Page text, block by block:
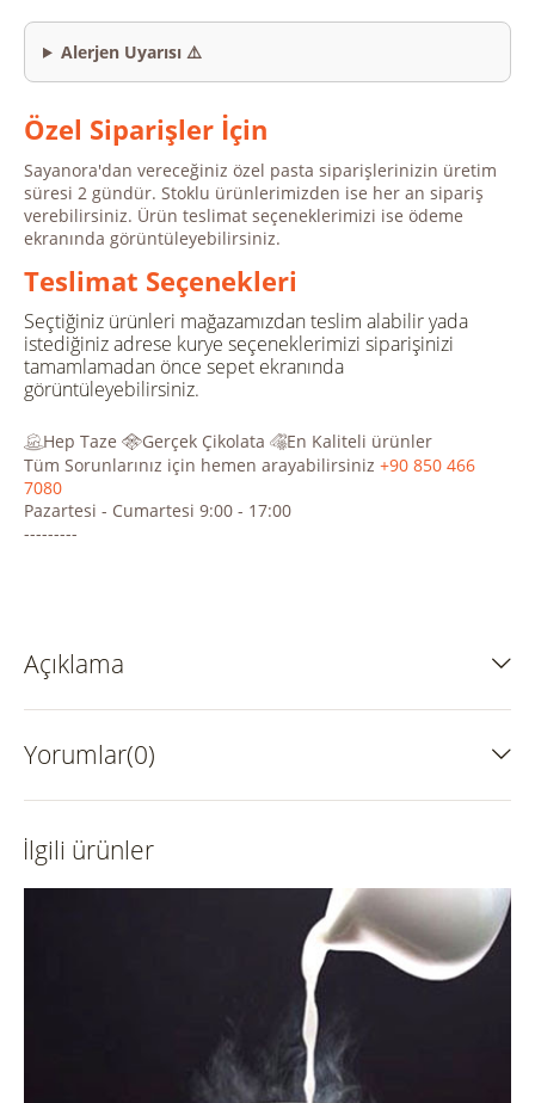
Alerjen Uyarısı ⚠️
Özel Siparişler İçin
Sayanora'dan vereceğiniz özel pasta siparişlerinizin üretim
süresi 2 gündür. Stoklu ürünlerimizden ise her an sipariş
verebilirsiniz. Ürün teslimat seçeneklerimizi ise ödeme
ekranında görüntüleyebilirsiniz.
Teslimat Seçenekleri
Seçtiğiniz ürünleri mağazamızdan teslim alabilir yada
istediğiniz adrese kurye seçeneklerimizi siparişinizi
tamamlamadan önce sepet ekranında
görüntüleyebilirsiniz.
Hep Taze Gerçek Çikolata
En Kaliteli ürünler
Tüm Sorunlarınız için hemen arayabilirsiniz +90 850 466
7080
Pazartesi - Cumartesi 9:00 - 17:00
---------
Açıklama
Yorumlar(0)
İlgili ürünler